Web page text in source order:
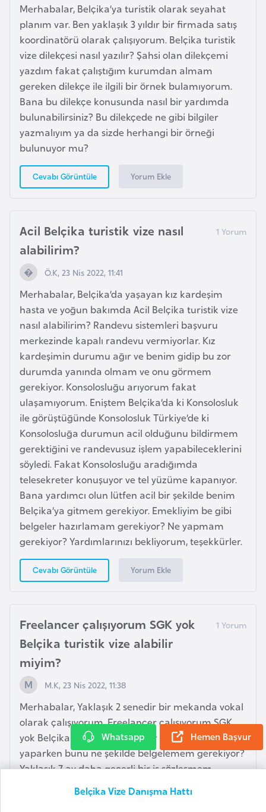
Merhabalar, Belçika’ya turistik olarak seyahat
planım var. Ben yaklaşık 3 yıldır bir firmada satış
koordinatörü olarak çalışıyorum. Belçika turistik
vize dilekçesi nasıl yazılır? Şahsi olan dilekçemi
yazdım fakat çalıştığım kurumdan almam
gereken dilekçe ile ilgili bir örnek bulamıyorum.
Bana bu dilekçe konusunda nasıl bir yardımda
bulunabilirsiniz? Bu dilekçede ne gibi bilgiler
yazmalıyım ya da sizde herhangi bir örneği
bulunuyor mu?
Cevabı Görüntüle Yorum Ekle
Acil Belçika turistik vize nasıl
alabilirim?
Ö.K, 23 Nis 2022, 11:41
Merhabalar, Belçika’da yaşayan kız kardeşim
hasta ve yoğun bakımda Acil Belçika turistik vize
nasıl alabilirim? Randevu sistemleri başvuru
merkezinde kapalı randevu vermiyorlar. Kız
kardeşimin durumu ağır ve benim gidip bu zor
durumda yanında olmam ve onu görmem
gerekiyor. Konsolosluğu arıyorum fakat
ulaşamıyorum. Eniştem Belçika’da ki Konsolosluk
ile görüştüğünde Konsolosluk Türkiye’de ki
Konsolosluğa durumun acil olduğunu bildirmem
gerektiğini ve randevusuz işlem yapabileceklerini
söyledi. Fakat Konsolosluğu aradığımda
telesekreter konuşuyor ve tel yüzüme kapanıyor.
Bana yardımcı olun lütfen acil bir şekilde benim
Belçika’ya gitmem gerekiyor. Emekliyim be gibi
belgeler hazırlamam gerekiyor? Ne yapmam
gerekiyor? Yardımlarınızı bekliyorum, teşekkürler.
Cevabı Görüntüle Yorum Ekle
Freelancer çalışıyorum SGK yok
Belçika turistik vize alabilir
miyim?
M.K, 23 Nis 2022, 11:38
Merhabalar, Yaklaşık 2 senedir bir mekanda vokal
olarak çalışıyorum. Freelancer çalışıyorum SGK
yok Belçika turistik vize alabilir miyim? Başvuru
yaparken bunu ne şekilde belgelemem gerekiyor?
Yaklaşık 7 ay daha geçerli bir iş sözleşmem
mekanda ve oldukça güzel bir gelirim mevcut
Belçika Vize Danışma Hattı
i
b
y
a
L
i
h
t
e
n
t
a
y
L
i
t
v
a
n
y
a
L
ü
k
s
e
m
b
u
r
g
M
c
a
r
s
t
a
n
M
Hemen Başvur
Whatsapp